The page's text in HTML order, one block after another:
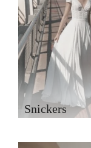
Snickers